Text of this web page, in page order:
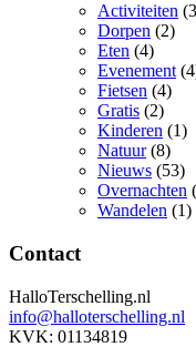
Activiteiten
Dorpen (2)
Eten (4)
Evenement
Fietsen (4)
Gratis (2)
Kinderen (1)
Natuur(8)
Nieuws (53)
Overnachten
Wandelen (1)
Contact
HalloTerschelling.nl
info@halloterschelling.nl
KVK: 01134819